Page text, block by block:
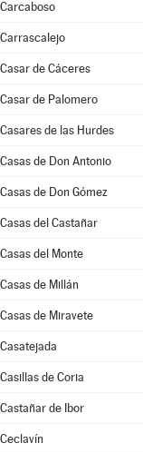
Carcaboso
Carrascalejo
Casar de Cáceres
Casar de Palomero
Casares de las Hurdes
Casas de Don Antonio
Casas de Don Gómez
Casas del Castañar
Casas del Monte
Casas de Millán
Casas de Miravete
Casatejada
Casillas de Coria
Castañar de Ibor
Ceclavín